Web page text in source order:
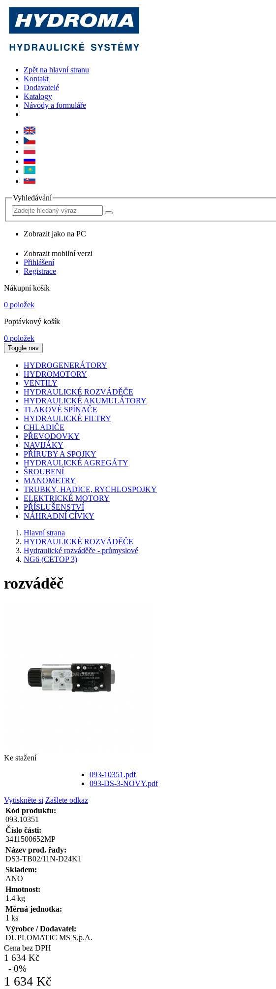
Zpět na hlavní stranu
Kontakt
Dodavatelé
Katalogy
Návody a formuláře
Vyhledávání
Zobrazit jako na PC
Zobrazit mobilní verzi
Přihlášení
Registrace
Nákupní košík
0 položek
Poptávkový košík
0 položek
Toggle nav
HYDROGENERÁTORY
HYDROMOTORY
VENTILY
HYDRAULICKÉ ROZVÁDĚČE
HYDRAULICKÉ AKUMULÁTORY
TLAKOVÉ SPÍNAČE
HYDRAULICKÉ FILTRY
CHLADIČE
PŘEVODOVKY
NAVIJÁKY
PŘÍRUBY A SPOJKY
HYDRAULICKÉ AGREGÁTY
ŠROUBENÍ
MANOMETRY
TRUBKY, HADICE, RYCHLOSPOJKY
ELEKTRICKÉ MOTORY
PŘÍSLUŠENSTVÍ
NÁHRADNÍ CÍVKY
Hlavní strana
HYDRAULICKÉ ROZVÁDĚČE
Hydraulické rozváděče - průmyslové
NG6 (CETOP 3)
rozváděč
Ke stažení
093-10351.pdf
093-DS-3-NOVY.pdf
Vytiskněte si Zašlete odkaz
Kód produktu:
093.10351
Číslo části:
3411500652MP
Název prod. řady:
DS3-TB02/11N-D24K1
Skladem:
ANO
Hmotnost:
1.4 kg
Měrná jednotka:
1 ks
Výrobce / Dodavatel:
DUPLOMATIC MS S.p.A.
Cena bez DPH
1 634 Kč
- 0%
1 634 Kč